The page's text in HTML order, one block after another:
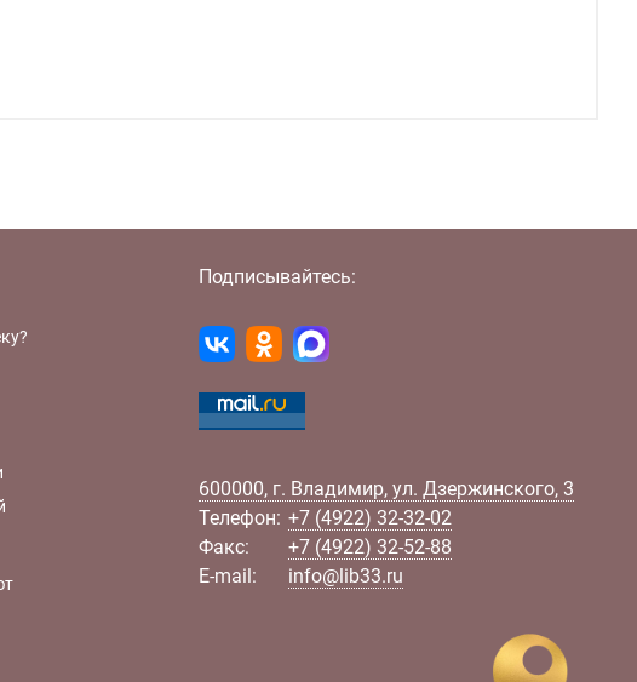
Подписывайтесь:
600000, г. Владимир, ул. Дзержинского, 3
Телефон: +7 (4922) 32-32-02
Факс:
+7 (4922) 32-52-88
E-mail:
info@lib33.ru